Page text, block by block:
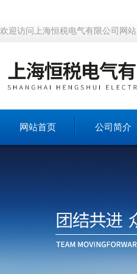
欢迎访问上海恒税电气有限公司网站
网站首页 公司简介